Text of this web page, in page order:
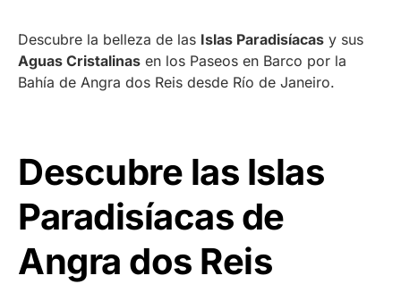
Descubre la belleza de las Islas Paradisíacas y sus
Aguas Cristalinas en los Paseos en Barco por la
Bahía de Angra dos Reis desde Río de Janeiro.
Descubre las Islas
Paradisíacas de
Angra dos Reis